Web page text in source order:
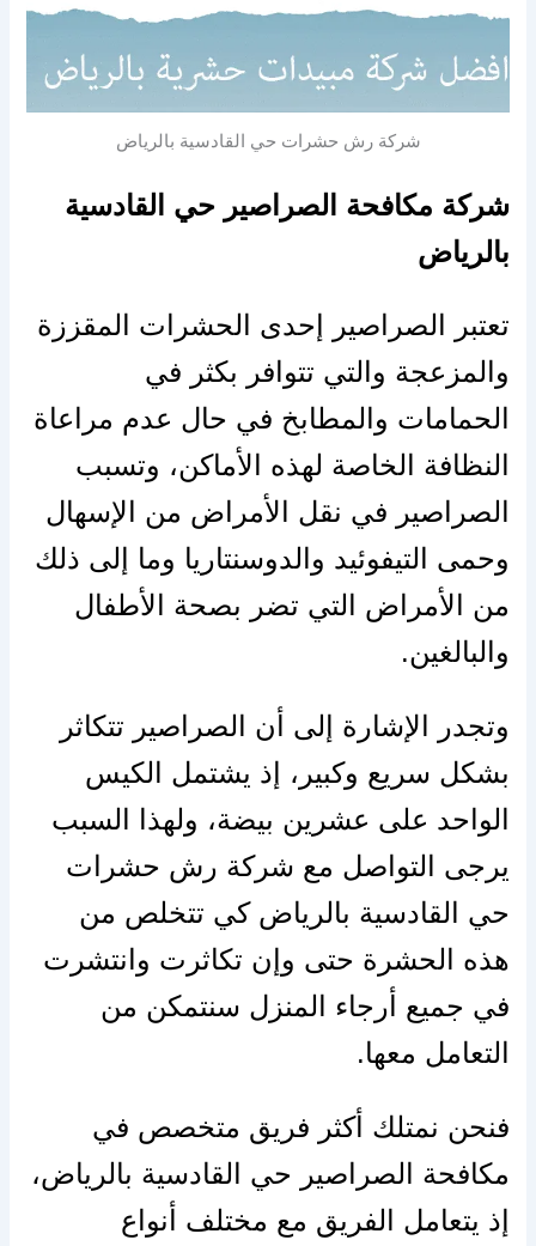
شركة رش حشرات حي القادسية بالرياض
شركة مكافحة الصراصير حي القادسية
بالرياض
تعتبر الصراصير إحدى الحشرات المقززة
والمزعجة والتي تتوافر بكثر في
الحمامات والمطابخ في حال عدم مراعاة
النظافة الخاصة لهذه الأماكن، وتسبب
الصراصير في نقل الأمراض من الإسهال
وحمى التيفوئيد والدوسنتاريا وما إلى ذلك
من الأمراض التي تضر بصحة الأطفال
والبالغين.
وتجدر الإشارة إلى أن الصراصير تتكاثر
بشكل سريع وكبير، إذ يشتمل الكيس
الواحد على عشرين بيضة، ولهذا السبب
يرجى التواصل مع شركة رش حشرات
حي القادسية بالرياض كي تتخلص من
هذه الحشرة حتى وإن تكاثرت وانتشرت
في جميع أرجاء المنزل سنتمكن من
التعامل معها.
فنحن نمتلك أكثر فريق متخصص في
مكافحة الصراصير حي القادسية بالرياض،
إذ يتعامل الفريق مع مختلف أنواع